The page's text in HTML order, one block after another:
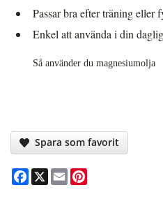
Passar bra efter träning eller
Enkel att använda i din
Så använder du magnesiumolja
Spara som favorit
Facebook
X Email